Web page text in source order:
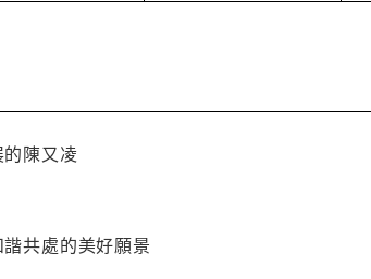
陳又凌
共處的美好願景